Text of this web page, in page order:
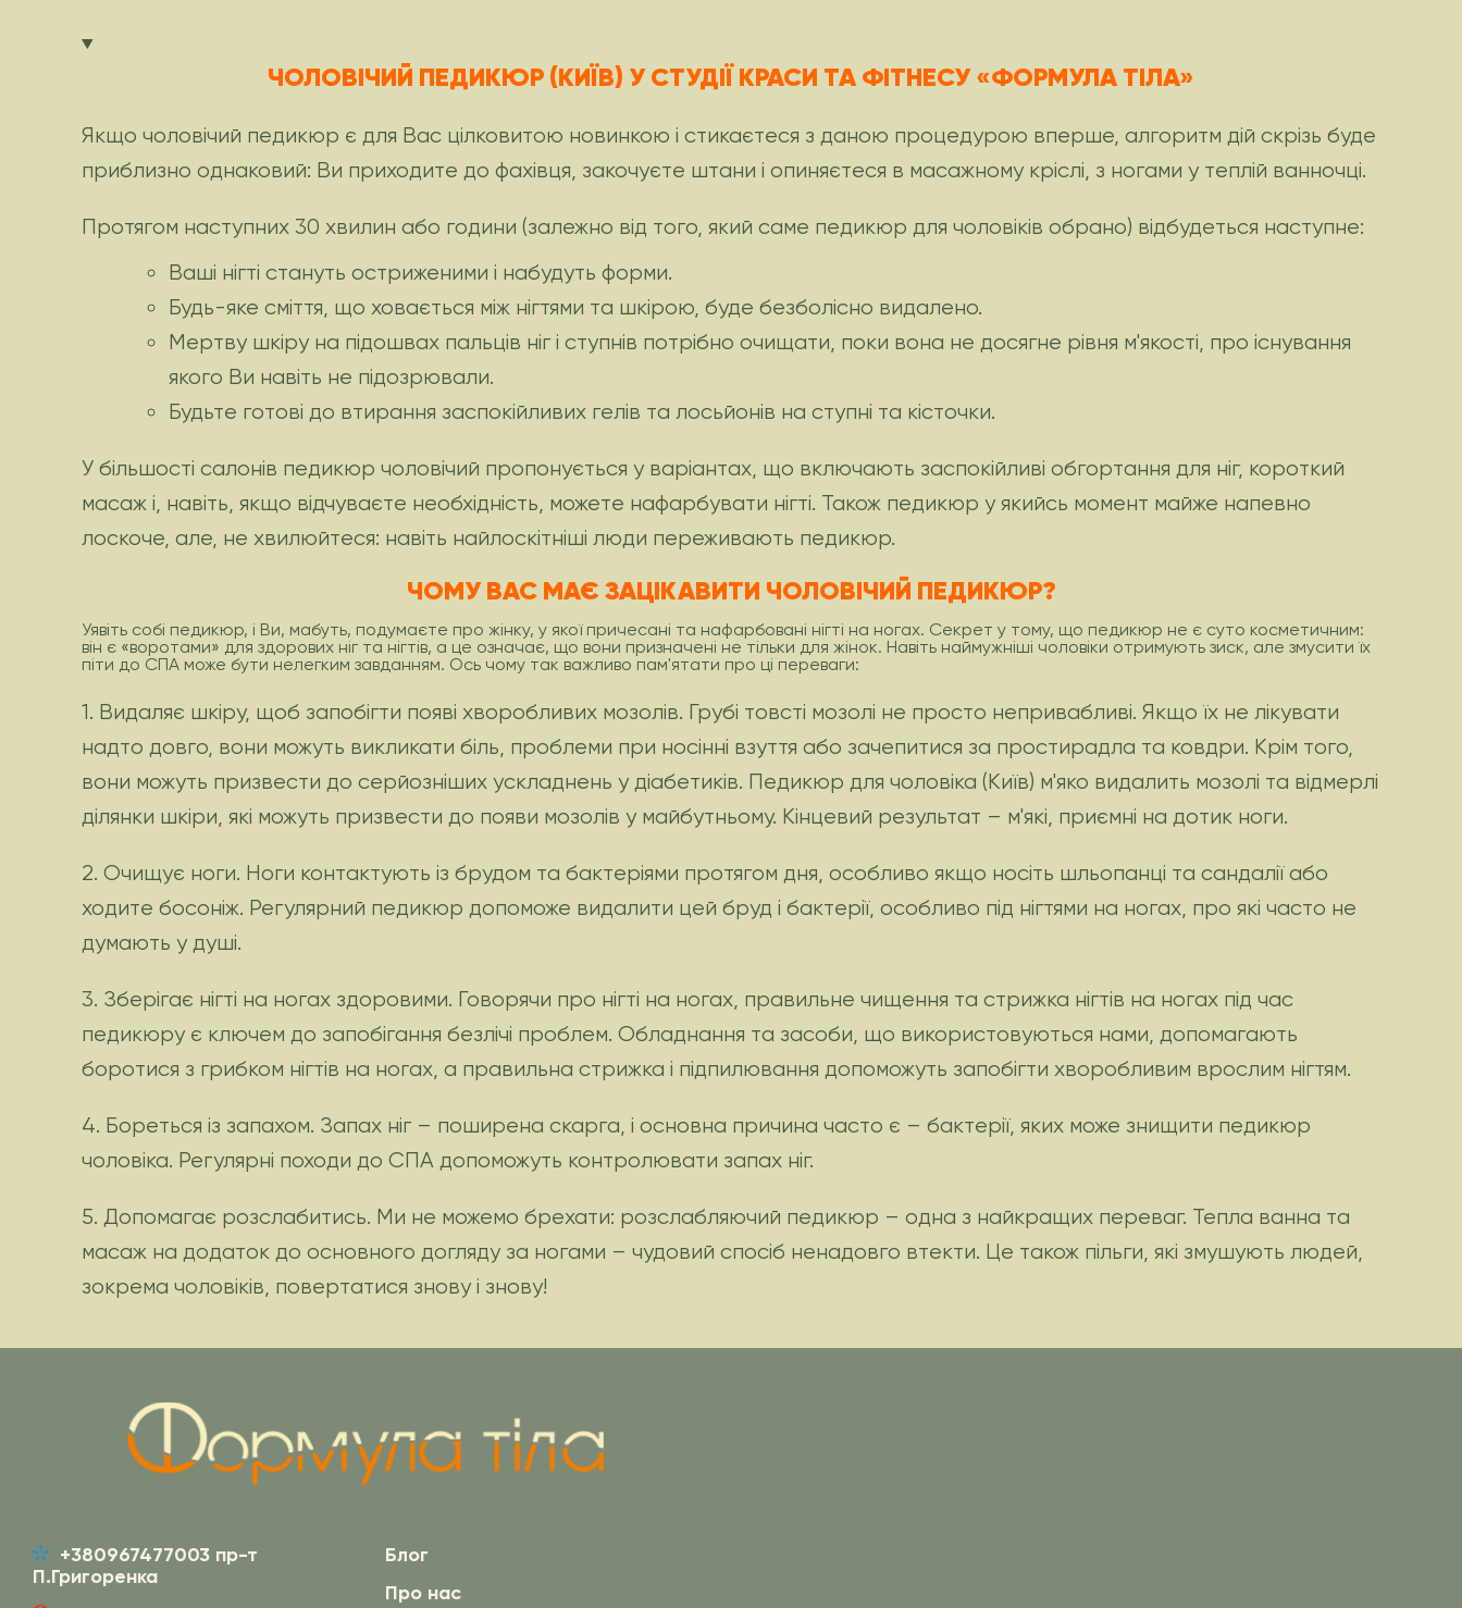
ЧОЛОВІЧИЙ ПЕДИКЮР (КИЇВ) У СТУДІЇ КРАСИ ТА ФІТНЕСУ «ФОРМУЛА ТІЛА»
Якщо чоловічий педикюр є для Вас цілковитою новинкою і стикаєтеся з даною процедурою вперше, алгоритм дій скрізь буде
приблизно однаковий: Ви приходите до фахівця, закочуєте штани і опиняєтеся в масажному кріслі, з ногами у теплій ванночці.
Протягом наступних 30 хвилин або години (залежно від того, який саме педикюр для чоловіків обрано) відбудеться наступне:
Ваші нігті стануть остриженими і набудуть форми.
Будь-яке сміття, що ховається між нігтями та шкірою, буде безболісно видалено.
Мертву шкіру на підошвах пальців ніг і ступнів потрібно очищати, поки вона не досягне рівня м'якості, про існування
якого Ви навіть не підозрювали.
Будьте готові до втирання заспокійливих гелів та лосьйонів на ступні та кісточки.
У більшості салонів педикюр чоловічий пропонується у варіантах, що включають заспокійливі обгортання для ніг, короткий
масаж і, навіть, якщо відчуваєте необхідність, можете нафарбувати нігті. Також педикюр у якийсь момент майже напевно
лоскоче, але, не хвилюйтеся: навіть найлоскітніші люди переживають педикюр.
ЧОМУ ВАС МАЄ ЗАЦІКАВИТИ ЧОЛОВІЧИЙ ПЕДИКЮР?
Уявіть собі педикюр, і Ви, мабуть, подумаєте про жінку, у якої причесані та нафарбовані нігті на ногах. Секрет у тому, що педикюр не є суто косметичним:
він є «воротами» для здорових ніг та нігтів, а це означає, що вони призначені не тільки для жінок. Навіть наймужніші чоловіки отримують зиск, але змусити їх
піти до СПА може бути нелегким завданням. Ось чому так важливо пам'ятати про ці переваги:
1. Видаляє шкіру, щоб запобігти появі хворобливих мозолів. Грубі товсті мозолі не просто непривабливі. Якщо їх не лікувати
надто довго, вони можуть викликати біль, проблеми при носінні взуття або зачепитися за простирадла та ковдри. Крім того,
вони можуть призвести до серйозніших ускладнень у діабетиків. Педикюр для чоловіка (Київ) м'яко видалить мозолі та відмерлі
ділянки шкіри, які можуть призвести до появи мозолів у майбутньому. Кінцевий результат – м'які, приємні на дотик ноги.
2. Очищує ноги. Ноги контактують із брудом та бактеріями протягом дня, особливо якщо носіть шльопанці та сандалії або
ходите босоніж. Регулярний педикюр допоможе видалити цей бруд і бактерії, особливо під нігтями на ногах, про які часто не
думають у душі.
3. Зберігає нігті на ногах здоровими. Говорячи про нігті на ногах, правильне чищення та стрижка нігтів на ногах під час
педикюру є ключем до запобігання безлічі проблем. Обладнання та засоби, що використовуються нами, допомагають
боротися з грибком нігтів на ногах, а правильна стрижка і підпилювання допоможуть запобігти хворобливим врослим нігтям.
4. Бореться із запахом. Запах ніг – поширена скарга, і основна причина часто є – бактерії, яких може знищити педикюр
чоловіка. Регулярні походи до СПА допоможуть контролювати запах ніг.
5. Допомагає розслабитись. Ми не можемо брехати: розслабляючий педикюр – одна з найкращих переваг. Тепла ванна та
масаж на додаток до основного догляду за ногами – чудовий спосіб ненадовго втекти. Це також пільги, які змушують людей,
зокрема чоловіків, повертатися знову і знову!
+380967477003 пр-т
П.Григоренка
Блог
Про нас